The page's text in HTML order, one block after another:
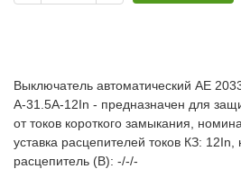
Выключатель автоматический АЕ
А-31.5А-12In - предназначен для
от токов короткого замыкания,
уставка расцепителей токов КЗ:
расцепитель (В): -/-/-